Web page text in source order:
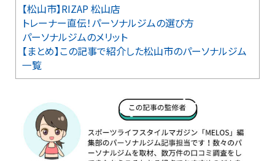
【松山市】RIZAP 松山店
トレーナー直伝！パーソナルジムの選び方
パーソナルジムのメリット
【まとめ】この記事で紹介した松山市のパーソナルジム
一覧